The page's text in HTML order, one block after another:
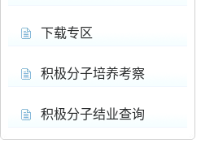
下载专区
积极分子培养考察
积极分子结业查询